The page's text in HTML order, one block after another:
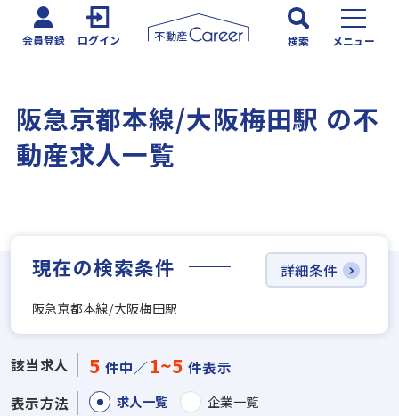
会員登録 ログイン 検索 メニュー
阪急京都本線/大阪梅田駅 の不
動産求人一覧
現在の検索条件
阪急京都本線/大阪梅田駅
詳細条件
該当求人 5 件中／1~5 件表示
表示方法
求人一覧 企業一覧